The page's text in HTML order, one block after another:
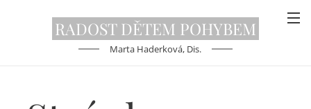
RADOST DĚTEM POHYBEM
Marta Haderková, Dis.